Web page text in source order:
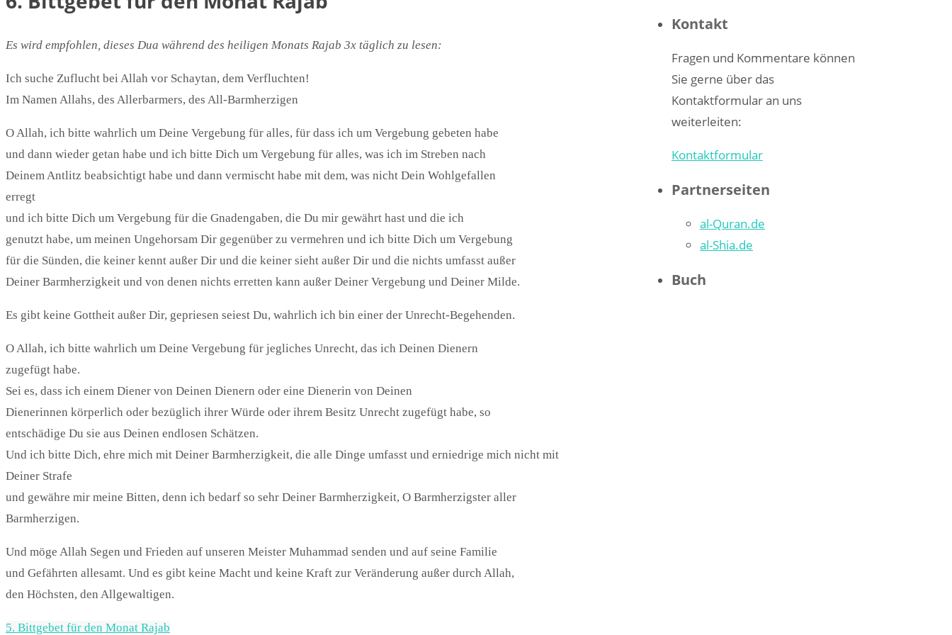
Es wird empfohlen, dieses Dua während des heiligen Monats Rajab 3x täglich zu lesen:
Ich suche Zuflucht bei Allah vor Schaytan, dem Verfluchten!
Im Namen Allahs, des Allerbarmers, des All-Barmherzigen
O Allah, ich bitte wahrlich um Deine Vergebung für alles, für dass ich um Vergebung gebeten habe
und dann wieder getan habe und ich bitte Dich um Vergebung für alles, was ich im Streben nach
Deinem Antlitz beabsichtigt habe und dann vermischt habe mit dem, was nicht Dein Wohlgefallen
erregt
und ich bitte Dich um Vergebung für die Gnadengaben, die Du mir gewährt hast und die ich
genutzt habe, um meinen Ungehorsam Dir gegenüber zu vermehren und ich bitte Dich um Vergebung
für die Sünden, die keiner kennt außer Dir und die keiner sieht außer Dir und die nichts umfasst außer
Deiner Barmherzigkeit und von denen nichts erretten kann außer Deiner Vergebung und Deiner Milde.
Es gibt keine Gottheit außer Dir, gepriesen seiest Du, wahrlich ich bin einer der Unrecht-Begehenden.
O Allah, ich bitte wahrlich um Deine Vergebung für jegliches Unrecht, das ich Deinen Dienern
zugefügt habe.
Sei es, dass ich einem Diener von Deinen Dienern oder eine Dienerin von Deinen
Dienerinnen körperlich oder bezüglich ihrer Würde oder ihrem Besitz Unrecht zugefügt habe, so
entschädige Du sie aus Deinen endlosen Schätzen.
Und ich bitte Dich, ehre mich mit Deiner Barmherzigkeit, die alle Dinge umfasst und erniedrige mich nicht mit
Deiner Strafe
und gewähre mir meine Bitten, denn ich bedarf so sehr Deiner Barmherzigkeit, O Barmherzigster aller
Barmherzigen.
Und möge Allah Segen und Frieden auf unseren Meister Muhammad senden und auf seine Familie
und Gefährten allesamt. Und es gibt keine Macht und keine Kraft zur Veränderung außer durch Allah,
den Höchsten, den Allgewaltigen.
5. Bittgebet für den Monat Rajab
Kontakt
Fragen und Kommentare können
Sie gerne über das
Kontaktformular an uns
weiterleiten:
Kontaktformular
Partnerseiten
al-Quran.de
al-Shia.de
Buch